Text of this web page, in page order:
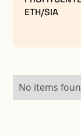
ETH/SIA
No items